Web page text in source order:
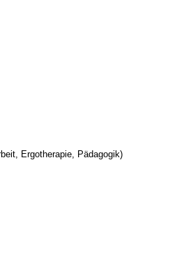
Ergotherapie, Pädagogik)